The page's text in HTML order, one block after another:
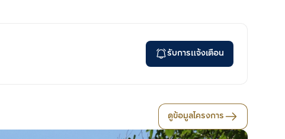
รับการแจ้งเตือน
ดูข้อมูลโครงการ